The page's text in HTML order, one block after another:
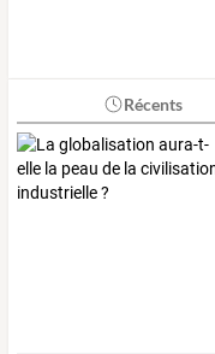
Récents